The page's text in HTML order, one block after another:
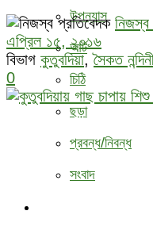
উপন্যাস
আর্ট
চিঠি
ছড়া
প্রবন্ধ/নিবন্ধ
সংবাদ
নিজস্ব
এপ্রিল ১৫, ২০১৬
বিভাগ কুতুবদিয়া,সৈকত
0